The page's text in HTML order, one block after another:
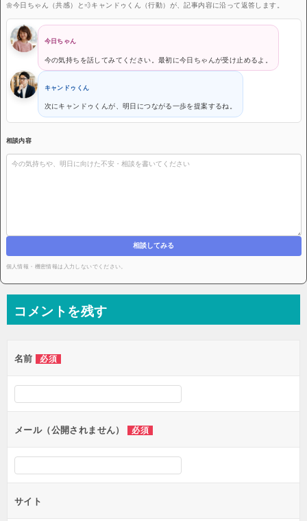
🌼今日ちゃん（共感）と💨キャンドゥくん（行動）が、記事内容に沿って返答します。
今日ちゃん
今の気持ちを話してみてください。最初に今日ちゃんが受け止めるよ。
キャンドゥくん
次にキャンドゥくんが、明日につながる一歩を提案するね。
相談内容
相談してみる
個人情報・機密情報は入力しないでください。
コメントを残す
名前 必須
メール（公開されません） 必須
サイト